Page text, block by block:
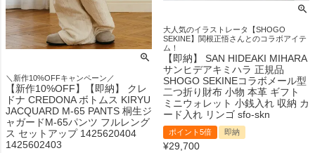
＼新作10%OFFキャンペーン／
【新作10%OFF】【即納】 クレ
ドナ CREDONA ボトムス KIRYU
JACQUARD M-65 PANTS 桐生ジ
ャガードM-65パンツ フルレング
ス セットアップ 1425620404
1425602403
大人気のイラストレータ【SHOGO
SEKINE】関根正悟さんとのコラボアイテ
ム！
【即納】 SAN HIDEAKI MIHARA
サンヒデアキミハラ 正規品
SHOGO SEKINEコラボメール型
二つ折り財布 小物 本革 ギフト
ミニウォレット 小銭入れ 収納 カ
ード入れ リンゴ sfo-skn
ポイント5倍 即納
¥29,700